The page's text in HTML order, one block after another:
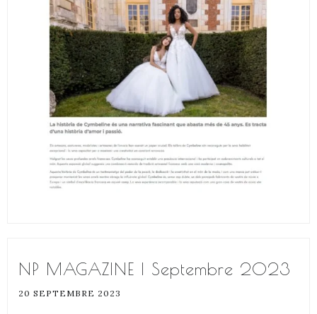
NP MAGAZINE | Septembre 2023
20 SEPTEMBRE 2023